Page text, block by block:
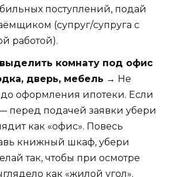
поступлений, подай
(супруг/супруга с
работой).
комнату под офис
дверь, мебель → Не
до оформления ипотеки. Если
перед подачей заявки убери
как «офис». Повесь
книжный шкаф, убери
так, чтобы при осмотре
как «жилой угол».